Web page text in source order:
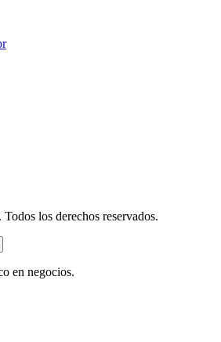
los derechos reservados.
en negocios.